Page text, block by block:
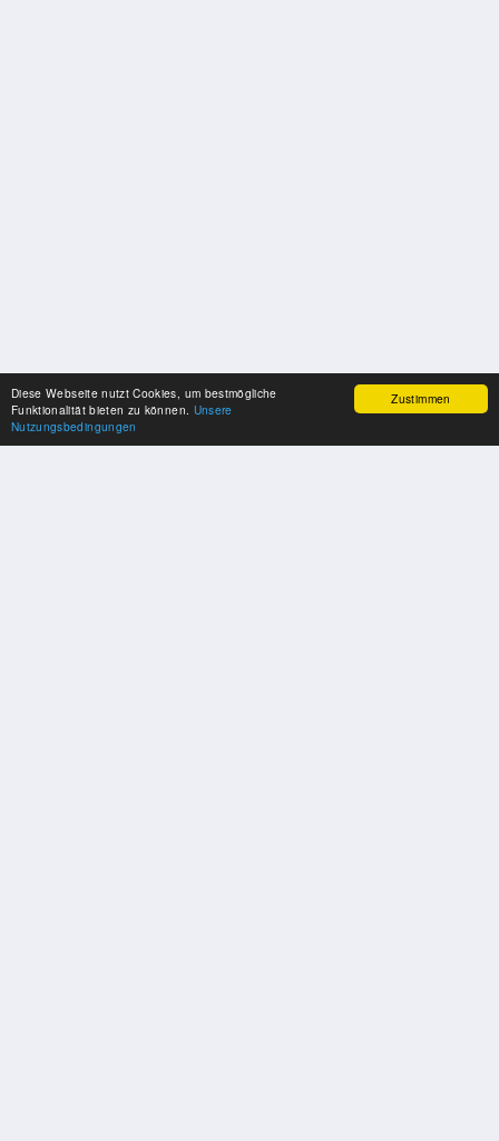
Zustimmen
Diese Webseite nutzt Cookies, um bestmögliche
Funktionalität bieten zu können. Unsere
Nutzungsbedingungen